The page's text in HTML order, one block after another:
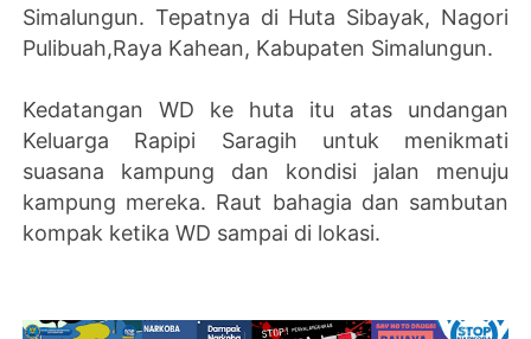
Simalungun. Tepatnya di Huta Sibayak, Nagori
Pulibuah,Raya Kahean, Kabupaten Simalungun.
Kedatangan WD ke huta itu atas undangan
Keluarga Rapipi Saragih untuk menikmati
suasana kampung dan kondisi jalan menuju
kampung mereka. Raut bahagia dan sambutan
kompak ketika WD sampai di lokasi.